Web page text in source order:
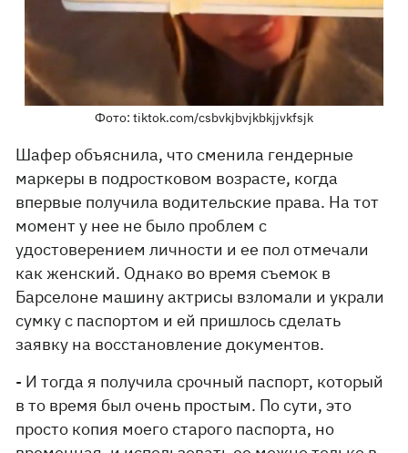
Фото: tiktok.com/csbvkjbvjkbkjjvkfsjk
Шафер объяснила, что сменила гендерные
маркеры в подростковом возрасте, когда
впервые получила водительские права. На тот
момент у нее не было проблем с
удостоверением личности и ее пол отмечали
как женский. Однако во время съемок в
Барселоне машину актрисы взломали и украли
сумку с паспортом и ей пришлось сделать
заявку на восстановление документов.
- И тогда я получила срочный паспорт, который
в то время был очень простым. По сути, это
просто копия моего старого паспорта, но